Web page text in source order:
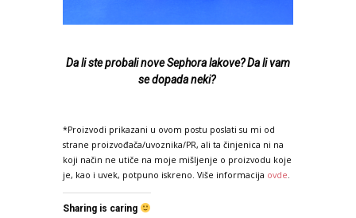
Da li ste probali nove Sephora lakove? Da li vam
se dopada neki?
*Proizvodi prikazani u ovom postu poslati su mi od
strane proizvođača/uvoznika/PR, ali ta činjenica ni na
koji način ne utiče na moje mišljenje o proizvodu koje
je, kao i uvek, potpuno iskreno. Više informacija ovde.
Sharing is caring